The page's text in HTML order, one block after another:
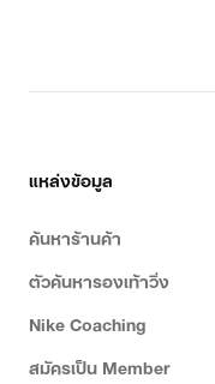
แหล่งข้อมูล
ค้นหาร้านค้า
ตัวค้นหารองเท้าวิ่ง
Nike Coaching
สมัครเป็น Member